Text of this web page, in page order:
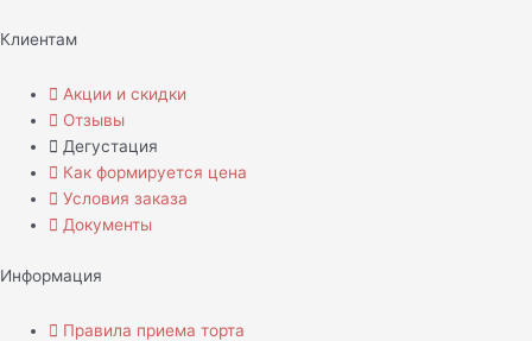
Клиентам
Акции и скидки
Отзывы
Дегустация
Как формируется цена
Условия заказа
Документы
Информация
Правила приема торта